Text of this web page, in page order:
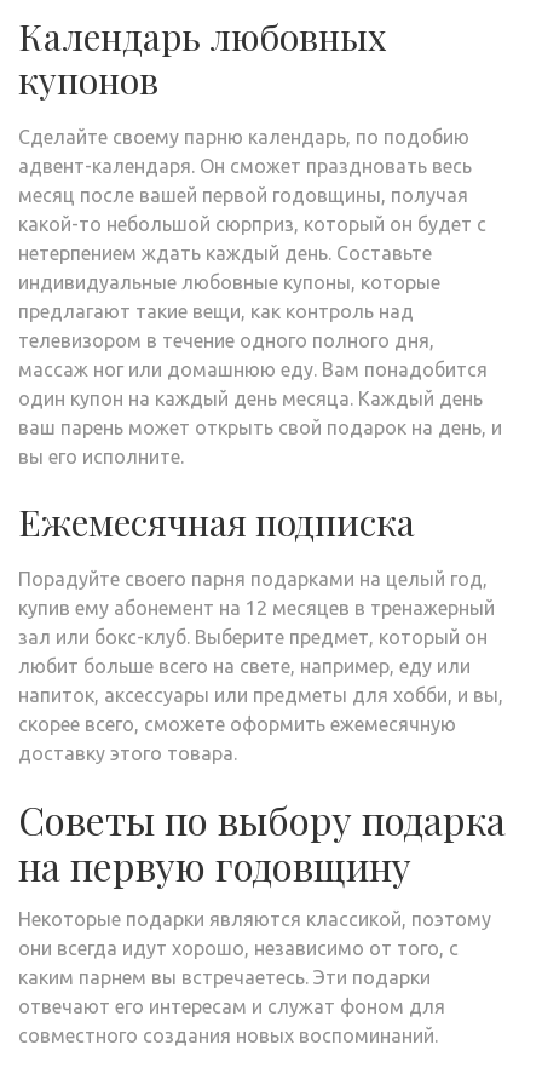
Календарь любовных
купонов
Сделайте своему парню календарь, по подобию
адвент-календаря. Он сможет праздновать весь
месяц после вашей первой годовщины, получая
какой-то небольшой сюрприз, который он будет с
нетерпением ждать каждый день. Составьте
индивидуальные любовные купоны, которые
предлагают такие вещи, как контроль над
телевизором в течение одного полного дня,
массаж ног или домашнюю еду. Вам понадобится
один купон на каждый день месяца. Каждый день
ваш парень может открыть свой подарок на день, и
вы его исполните.
Ежемесячная подписка
Порадуйте своего парня подарками на целый год,
купив ему абонемент на 12 месяцев в тренажерный
зал или бокс-клуб. Выберите предмет, который он
любит больше всего на свете, например, еду или
напиток, аксессуары или предметы для хобби, и вы,
скорее всего, сможете оформить ежемесячную
доставку этого товара.
Советы по выбору подарка
на первую годовщину
Некоторые подарки являются классикой, поэтому
они всегда идут хорошо, независимо от того, с
каким парнем вы встречаетесь. Эти подарки
отвечают его интересам и служат фоном для
совместного создания новых воспоминаний.